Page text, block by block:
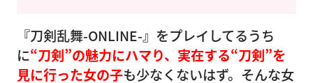
『刀剣乱舞-ONLINE-』をプレイしてるうち
に“刀剣”の魅力にハマり、実在する“刀剣”を
見に行った女の子も少なくないはず。そんな女